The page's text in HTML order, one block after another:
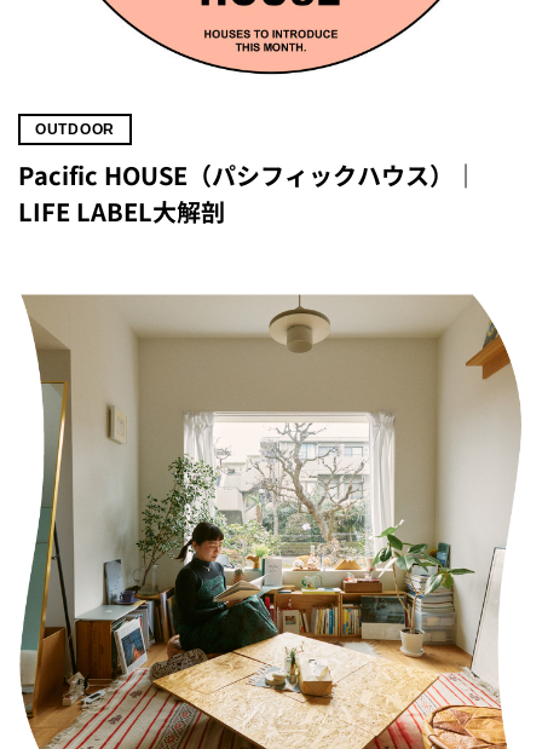
OUTDOOR
Pacific HOUSE（パシフィックハウス）｜
LIFE LABEL大解剖